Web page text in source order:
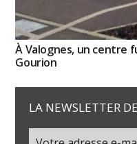
À Valognes, un centre
Gourion
LA NEWSLETTER